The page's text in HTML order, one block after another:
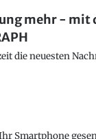
mehr - mit
die neuesten
Smartphone